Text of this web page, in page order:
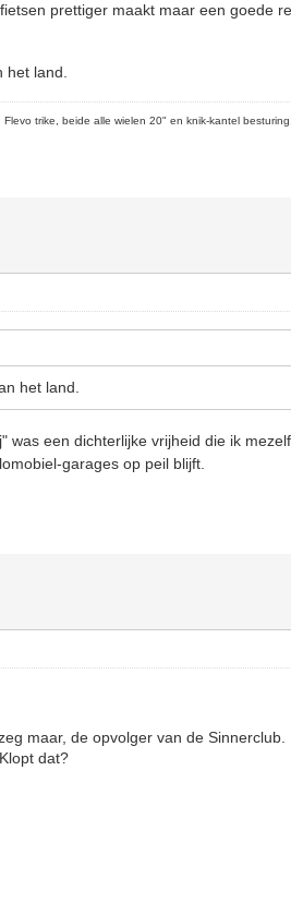
prettiger maakt maar een goede
land.
trike, beide alle wielen 20" en knik-kantel besturing,
het land.
was een dichterlijke vrijheid die ik
garages op peil blijft.
maar, de opvolger van de Sinnerclub.
dat?